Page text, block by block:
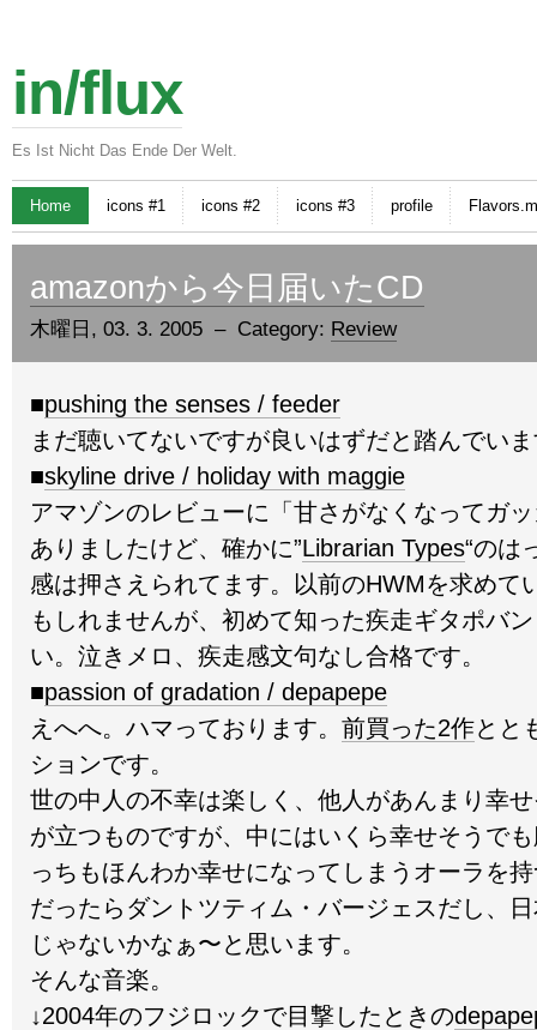
in/flux
Es Ist Nicht Das Ende Der Welt.
Home icons #1 icons #2 icons #3 profile
amazonから今日届いたCD
木曜日, 03. 3. 2005 – Category: Review
■pushing the senses / feeder
まだ聴いてないですが良いはずだと踏んでい
■skyline drive / holiday with maggie
アマゾンのレビューに「甘さがなくなってガ
ありましたけど、確かに”Librarian Types“のは
感は押さえられてます。以前のHWMを求めて
もしれませんが、初めて知った疾走ギタポバ
い。泣きメロ、疾走感文句なし合格です。
■passion of gradation / depapepe
えへへ。ハマっております。 前買った2作とと
ションです。
世の中人の不幸は楽しく、他人があんまり幸
が立つものですが、中にはいくら幸せそうで
っちもほんわか幸せになってしまうオーラを
だったらダントツティム・バージェスだし、
じゃないかなぁ〜と思います。
そんな音楽。
↓2004年のフジロックで目撃したときの